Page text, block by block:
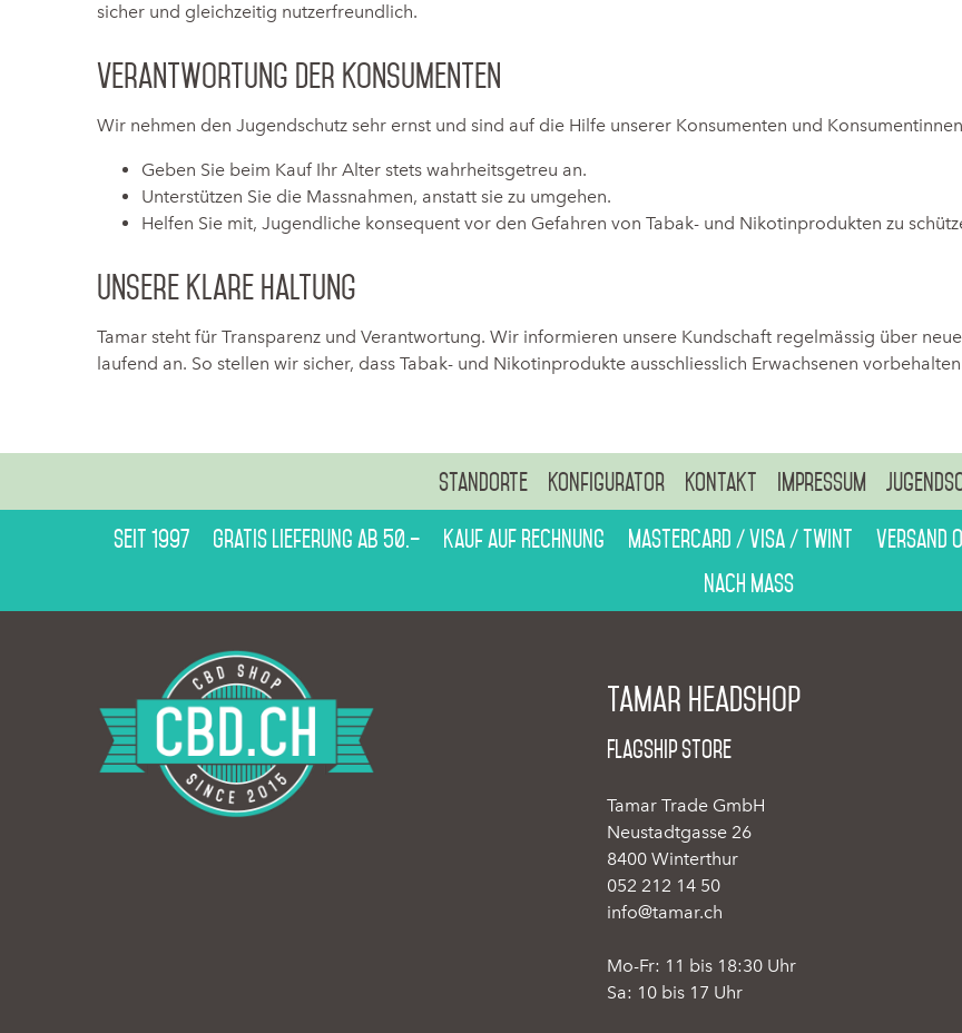
sicher und gleichzeitig nutzerfreundlich.
Verantwortung der Konsumenten
Wir nehmen den Jugendschutz sehr ernst und sind auf die Hilfe unserer Konsumenten und
Geben Sie beim Kauf Ihr Alter stets wahrheitsgetreu an.
Unterstützen Sie die Massnahmen, anstatt sie zu umgehen.
Helfen Sie mit, Jugendliche konsequent vor den Gefahren von Tabak- und Nikotinprodukten zu
Unsere klare Haltung
Tamar steht für Transparenz und Verantwortung. Wir informieren unsere Kundschaft regelmässig über
laufend an. So stellen wir sicher, dass Tabak- und Nikotinprodukte ausschliesslich Erwachsenen
Standorte Konfigurator Kontakt Impressum
Seit 1997 Gratis Lieferung ab 50.– Kauf auf Rechnung Mastercard / Visa / Twint Versand
Nach Mass
Tamar Headshop
Flagship Store
Tamar Trade GmbH
Neustadtgasse 26
8400 Winterthur
052 212 14 50
info@tamar.ch
Mo-Fr: 11 bis 18:30 Uhr
Sa: 10 bis 17 Uhr